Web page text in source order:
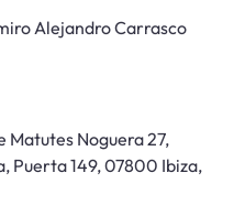
Alejandro Carrasco
Matutes Noguera 27,
Puerta 149, 07800 Ibiza,